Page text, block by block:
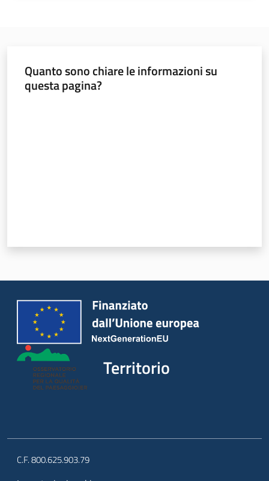
atti
Territorio
Argomenti
Novità
Quanto sono chiare le informazioni su
questa pagina?
Territorio
C.F. 800.625.903.79